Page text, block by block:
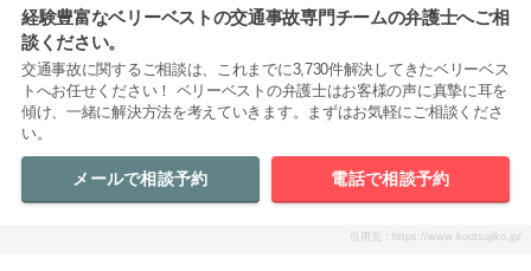
経験豊富なベリーベストの交通事故専門チームの弁護士へご相
談ください。
交通事故に関するご相談は、これまでに3,730件解決してきたベリーベス
トへお任せください！ ベリーベストの弁護士はお客様の声に真摯に耳を
傾け、一緒に解決方法を考えていきます。まずはお気軽にご相談くださ
い。
メールで相談予約 電話で相談予約
引用元：https://www.koutsujiko.jp/